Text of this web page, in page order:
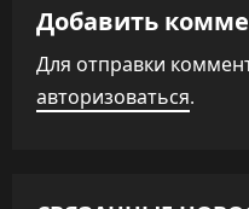
а
ц
и
Добавить
Для отправки
авторизоваться.